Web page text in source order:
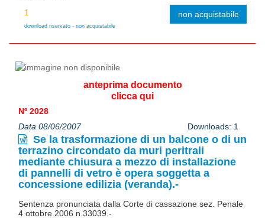
download riservato - non acquistabile
non acquistabile
anteprima documento
clicca qui
Nº 2028
Data 08/06/2007
Downloads: 1
Se la trasformazione di un balcone o di un
terrazino circondato da muri peritrali
mediante chiusura a mezzo di installazione
di pannelli di vetro è opera soggetta a
concessione edilizia (veranda).-
Sentenza pronunciata dalla Corte di cassazione sez. Penale
4 ottobre 2006 n.33039.-